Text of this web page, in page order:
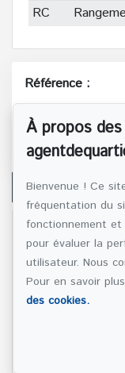
RC
Référence :
Nom et prénom*
À propos
Bienvenue ! Ce
fréquentation du
fonctionnement
pour évaluer la
utilisateur. Nous
Pour en savoir
des cookies.